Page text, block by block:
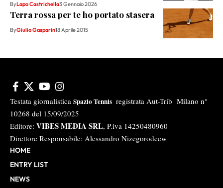
ByLapo Castrichella3 Gennaio 2026
Terra rossa per te ho portato stasera
ByGiulio Gasparin18 Aprile 2015
Testata giornalistica Spazio Tennis registrata Aut-Trib Milano n°
10268 del 15/09/2025
Editore: VIBES MEDIA SRL, P.iva 14250480960
Direttore Responsabile: Alessandro Nizegorodcew
HOME
ENTRY LIST
NEWS